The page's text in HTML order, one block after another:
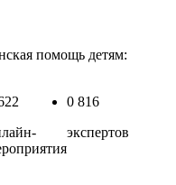
помощь детям:
0 816
экспертов